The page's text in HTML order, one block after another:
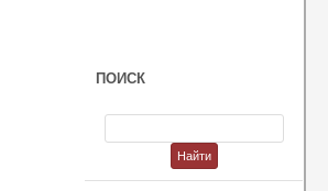
ПОИСК